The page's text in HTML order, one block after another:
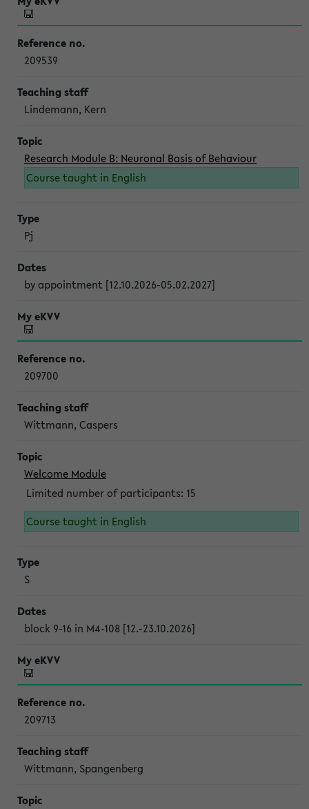
209539
Lindemann, Kern
Research Module B: Neuronal Basis of Behaviour
Course taught in English
Pj
by appointment [12.10.2026-05.02.2027]
209700
Wittmann, Caspers
Welcome Module
Limited number of participants: 15
Course taught in English
S
block 9-16 in M4-108 [12.-23.10.2026]
209713
Wittmann, Spangenberg